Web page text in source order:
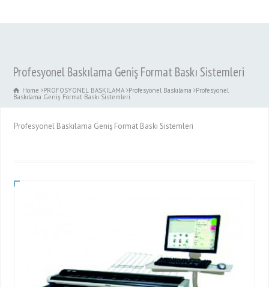
Profesyonel Baskılama Geniş Format Baskı Sistemleri
Home PROFOSYONEL BASKILAMA Profesyonel Baskılama Profesyonel
Baskılama Geniş Format Baskı Sistemleri
Profesyonel Baskılama Geniş Format Baskı Sistemleri